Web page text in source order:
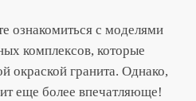
ознакомиться с моделями
комплексов, которые
окраской гранита. Однако,
еще более впечатляюще!